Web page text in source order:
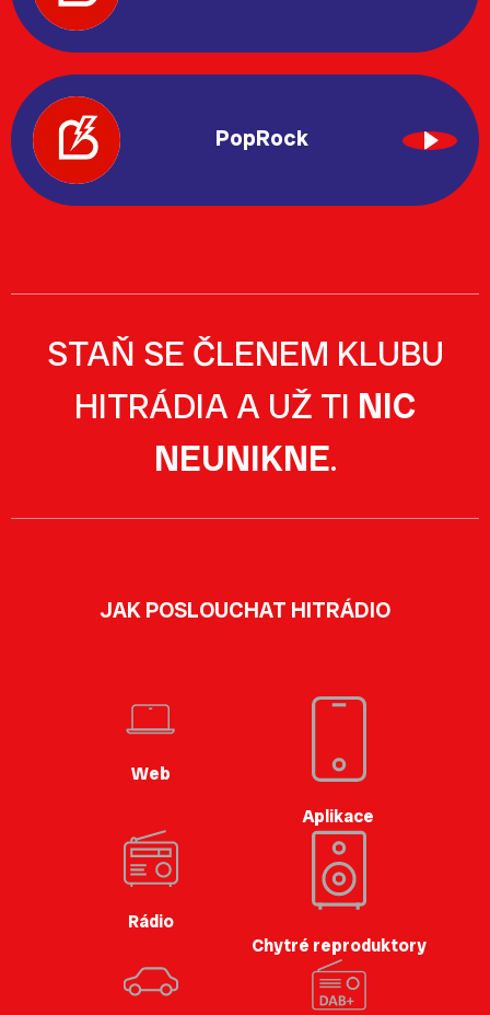
PopRock
STAŇ SE ČLENEM KLUBU
HITRÁDIA A UŽ TI NIC
NEUNIKNE.
JAK POSLOUCHAT HITRÁDIO
Web
Aplikace
Rádio
Chytré reproduktory